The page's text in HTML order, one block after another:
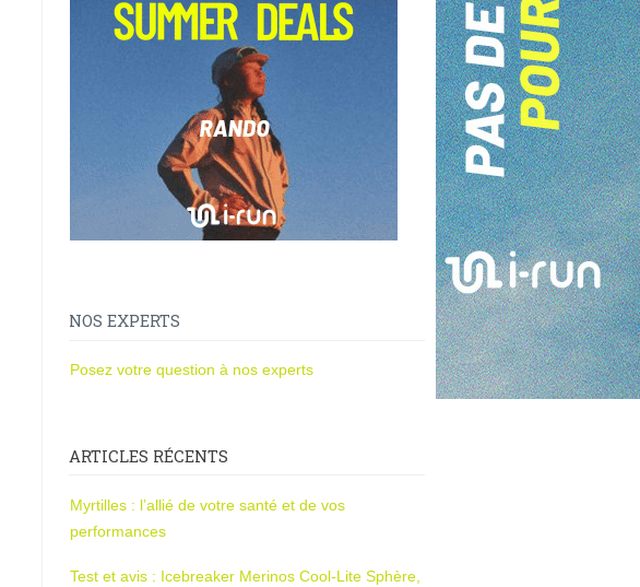
NOS EXPERTS
Posez votre question à nos experts
ARTICLES RÉCENTS
Myrtilles : l’allié de votre santé et de vos
performances
Test et avis : Icebreaker Merinos Cool-Lite Sphère,